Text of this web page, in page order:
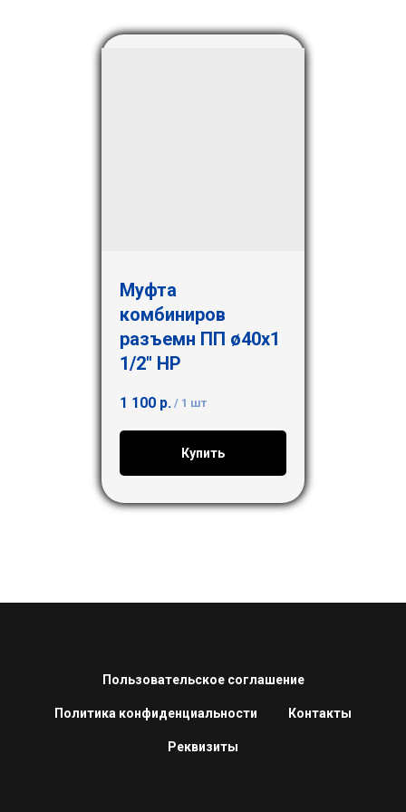
Муфта
комбиниров
разъемн ПП ø40х1
1/2" НР
1 100 р. / 1 шт
Купить
Пользовательское соглашение
Политика конфиденциальности Контакты
Реквизиты